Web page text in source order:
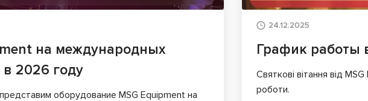
на международных
2026 году
оборудование MSG Equipment на
24.12.2025
График работы
Святкові вітання від
роботи.